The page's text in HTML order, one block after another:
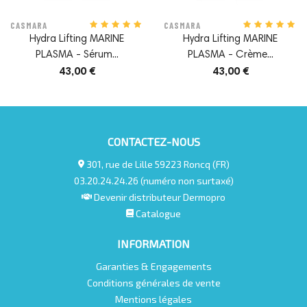
CASMARA
Hydra Lifting MARINE
PLASMA - Sérum...
43,00 €
CASMARA
Hydra Lifting MARINE
PLASMA - Crème...
43,00 €
CONTACTEZ-NOUS
301, rue de Lille 59223 Roncq (FR)
03.20.24.24.26 (numéro non surtaxé)
Devenir distributeur Dermopro
Catalogue
INFORMATION
Garanties & Engagements
Conditions générales de vente
Mentions légales